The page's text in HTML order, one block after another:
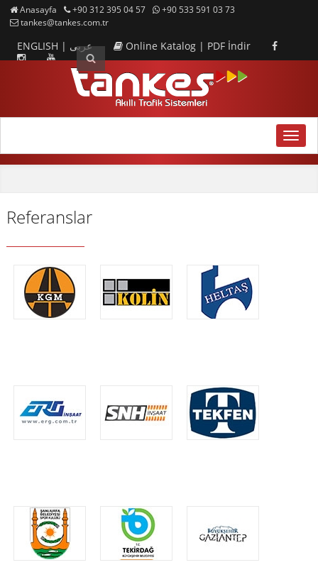
Anasayfa +90 312 395 04 57
+90 533 591 03 73
tankes@tankes.com.tr
ENGLISH | عربى Online Katalog | PDF İndir
MENU
Referanslar